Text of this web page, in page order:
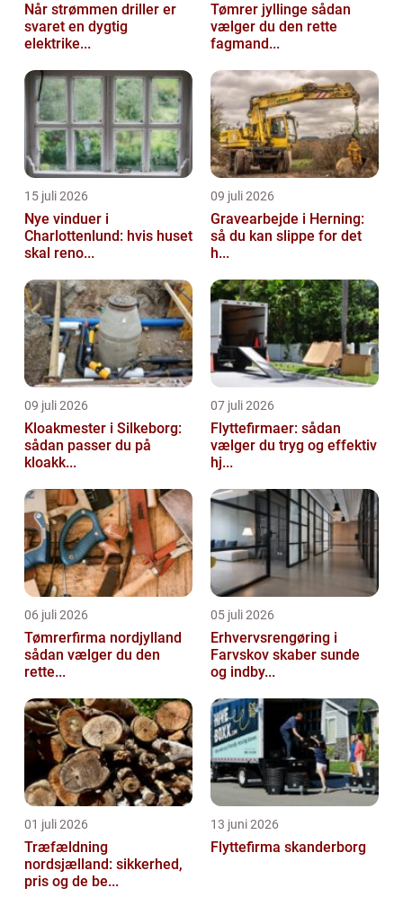
Når strømmen driller er
svaret en dygtig
elektrike...
Tømrer jyllinge sådan
vælger du den rette
fagmand...
15 juli 2026
Nye vinduer i
Charlottenlund: hvis huset
skal reno...
09 juli 2026
Gravearbejde i Herning:
så du kan slippe for det
h...
09 juli 2026
Kloakmester i Silkeborg:
sådan passer du på
kloakk...
07 juli 2026
Flyttefirmaer: sådan
vælger du tryg og effektiv
hj...
06 juli 2026
Tømrerfirma nordjylland
sådan vælger du den
rette...
05 juli 2026
Erhvervsrengøring i
Farvskov skaber sunde
og indby...
01 juli 2026
Træfældning
nordsjælland: sikkerhed,
pris og de be...
13 juni 2026
Flyttefirma skanderborg